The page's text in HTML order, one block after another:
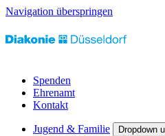
Navigation überspringen
Spenden
Ehrenamt
Kontakt
Jugend & Familie Dropdown